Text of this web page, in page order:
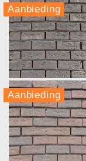
Aanbieding
Aanbieding